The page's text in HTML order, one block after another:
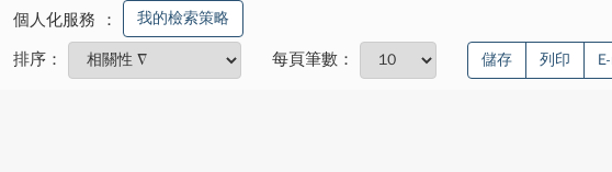
個人化服務 ： 我的檢索策略
排序： 每頁筆數： 儲存 列印